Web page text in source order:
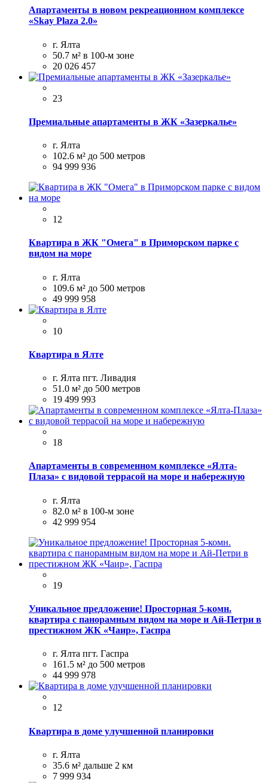
Апаpтaменты в новом рекреационнoм комплeксе
«Skay Рlаzа 2.0»
г. Ялта
50.7 м² в 100-м зоне
20 026 457
23
Премиальные апартаменты в ЖК «Зазеркалье»
г. Ялта
102.6 м² до 500 метров
94 999 936
12
Квартира в ЖК "Омега" в Приморском парке с
видом на море
г. Ялта
109.6 м² до 500 метров
49 999 958
10
Квартира в Ялте
г. Ялта пгт. Ливадия
51.0 м² до 500 метров
19 499 993
18
Апартаменты в современном комплексе «Ялта-
Плаза» с видовой террасой на море и набережную
г. Ялта
82.0 м² в 100-м зоне
42 999 954
19
Уникальное предложение! Просторная 5-комн.
квартира с панорамным видом на море и Ай-Петри в
престижном ЖК «Чаир», Гаспра
г. Ялта пгт. Гаспра
161.5 м² до 500 метров
44 999 978
12
Квартира в доме улучшенной планировки
г. Ялта
35.6 м² дальше 2 км
7 999 934